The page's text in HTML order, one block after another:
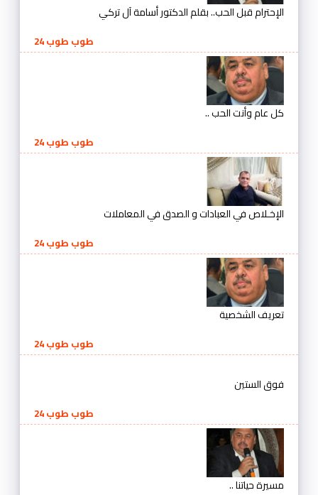
الإحترام قبل الحب.. بقلم الدكتور أسامة آل تركي
طوب طوب 24
كل عام وأنت الحب ..
طوب طوب 24
الإخـلاص في العبادات و الصدق في المعاملات
طوب طوب 24
تعريف الشخصية
طوب طوب 24
فوق الستين
طوب طوب 24
مسيرة حياتنا ..